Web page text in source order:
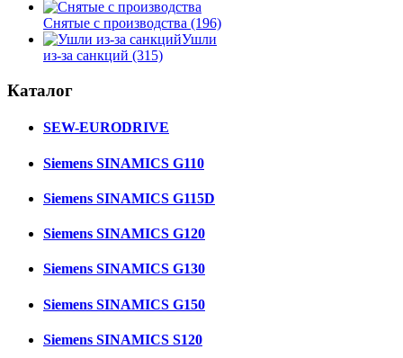
Снятые с производства (196)
Ушли
из-за санкций (315)
Каталог
SEW-EURODRIVE
Siemens SINAMICS G110
Siemens SINAMICS G115D
Siemens SINAMICS G120
Siemens SINAMICS G130
Siemens SINAMICS G150
Siemens SINAMICS S120